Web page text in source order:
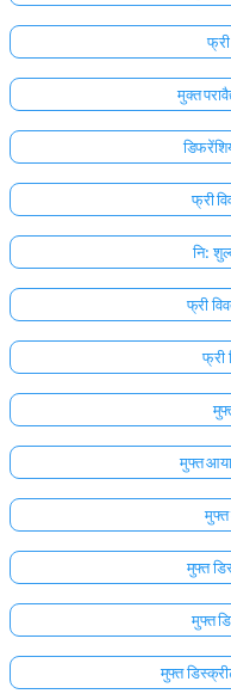
मुक्त
फ्री
नि:
फ्री
फ्री
मुफ्त
मुफ्त
मुफ्त
मुफ्त